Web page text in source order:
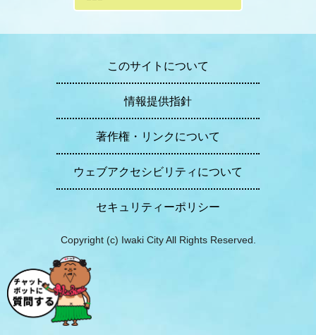
このサイトについて
情報提供指針
著作権・リンクについて
ウェブアクセシビリティについて
セキュリティーポリシー
Copyright (c) Iwaki City All Rights Reserved.